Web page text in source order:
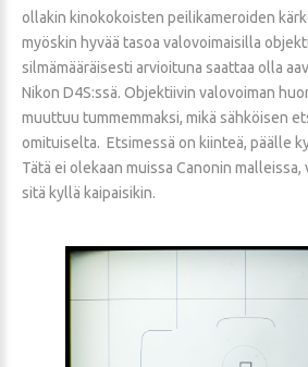
ollakin kinokokoisten peilikameroiden
myöskin hyvää tasoa valovoimaisilla
silmämääräisesti arvioituna saattaa olla
Nikon D4S:ssä. Objektiivin valovoiman
muuttuu tummemmaksi, mikä sähköisen
omituiselta. Etsimessä on kiinteä, päälle
Tätä ei olekaan muissa Canonin malleissa,
sitä kyllä kaipaisikin.